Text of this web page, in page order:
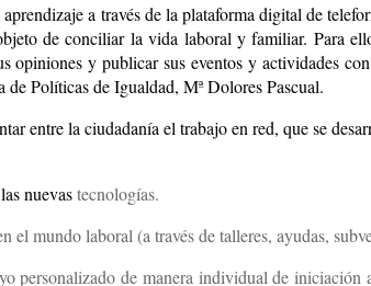
a través de la plataforma digital de
de conciliar la vida laboral y familiar. Para
opiniones y publicar sus eventos y actividades
de Políticas de Igualdad, Mª Dolores Pascual.
entre la ciudadanía el trabajo en red, que se
nuevastecnologías.
el mundo laboral (a través de talleres, ayudas,
personalizado de manera individual de iniciación